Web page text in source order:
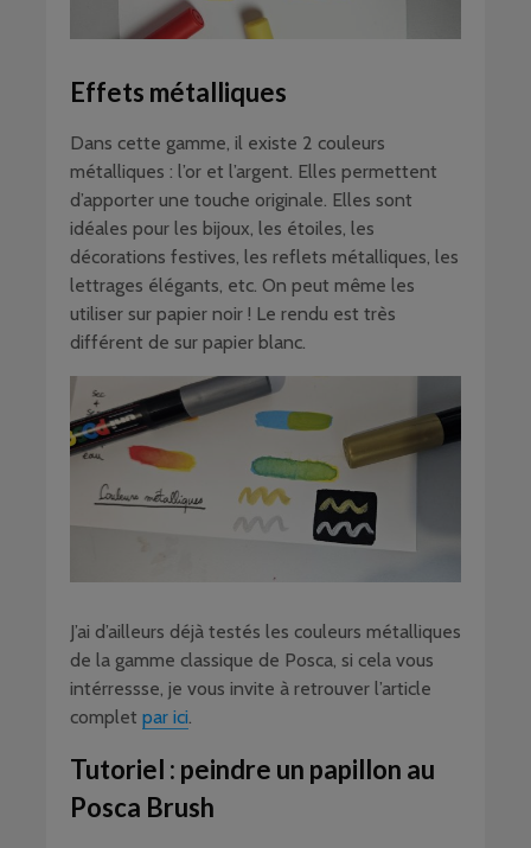
Effets métalliques
Dans cette gamme, il existe 2 couleurs
métalliques : l’or et l’argent. Elles permettent
d’apporter une touche originale. Elles sont
idéales pour les bijoux, les étoiles, les
décorations festives, les reflets métalliques, les
lettrages élégants, etc. On peut même les
utiliser sur papier noir ! Le rendu est très
différent de sur papier blanc.
J’ai d’ailleurs déjà testés les couleurs métalliques
de la gamme classique de Posca, si cela vous
intérressse, je vous invite à retrouver l’article
complet par ici.
Tutoriel : peindre un papillon au
Posca Brush